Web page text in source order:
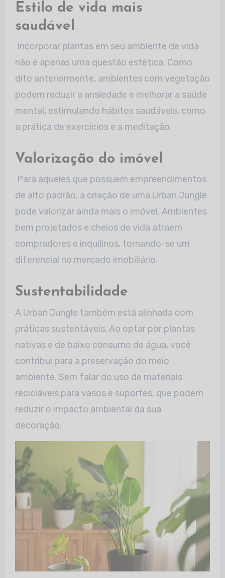
Estilo de vida mais
saudável
Incorporar plantas em seu ambiente de vida
não é apenas uma questão estética. Como
dito anteriormente, ambientes com vegetação
podem reduzir a ansiedade e melhorar a saúde
mental, estimulando hábitos saudáveis, como
a prática de exercícios e a meditação.
Valorização do imóvel
Para aqueles que possuem empreendimentos
de alto padrão, a criação de uma Urban Jungle
pode valorizar ainda mais o imóvel. Ambientes
bem projetados e cheios de vida atraem
compradores e inquilinos, tornando-se um
diferencial no mercado imobiliário.
Sustentabilidade
A Urban Jungle também está alinhada com
práticas sustentáveis. Ao optar por plantas
nativas e de baixo consumo de água, você
contribui para a preservação do meio
ambiente. Sem falar do uso de materiais
recicláveis para vasos e suportes, que podem
reduzir o impacto ambiental da sua
decoração.